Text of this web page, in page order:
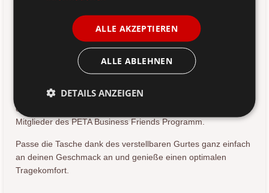
Die Tasche ist mit zwei separaten Fächern versehen, welche
du beide mit einem Reißverschluss auf- und zumachen
kannst. Geziert ist die schöne Tasche durch die
Schlangenleder Optik, lass dich davon aber nicht aus der
Materialien. Bei Coming Copenhagen wird großer Wert auf
eine tierfreie Produktion gelegt, deshalb sind sie auch stolze
Mitglieder des PETA Business Friends Programm.
Passe die Tasche dank des verstellbaren Gurtes ganz einfach
an deinen Geschmack an und genieße einen optimalen
Tragekomfort.
ALLE AKZEPTIEREN
ALLE ABLEHNEN
DETAILS ANZEIGEN